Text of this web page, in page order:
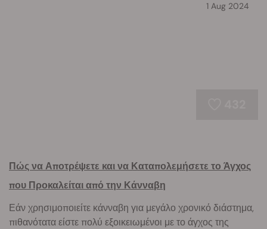
1 Aug 2024
Πώς να Αποτρέψετε και να Καταπολεμήσετε το Άγχος
που Προκαλείται από την Κάνναβη
Εάν χρησιμοποιείτε κάνναβη για μεγάλο χρονικό διάστημα,
πιθανότατα είστε πολύ εξοικειωμένοι με το άγχος της